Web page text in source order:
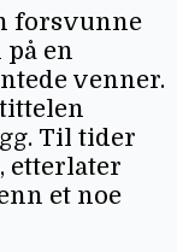
forsvunne
en
venner.
Til tider
etterlater
et noe